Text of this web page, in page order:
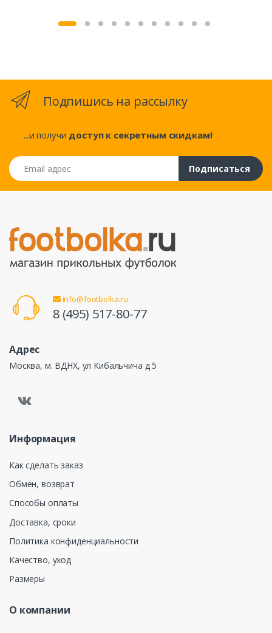
Подпишись на рассылку
...и получи доступ к секретным скидкам!
Email адрес
Подписаться
info@footbolka.ru
8 (495) 517-80-77
Адрес
Москва, м. ВДНХ, ул Кибальчича д 5
Информация
Как сделать заказ
Обмен, возврат
Способы оплаты
Доставка, сроки
Политика конфиденциальности
Качество, уход
Размеры
О компании